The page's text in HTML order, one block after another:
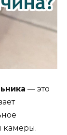
— это
камеры.